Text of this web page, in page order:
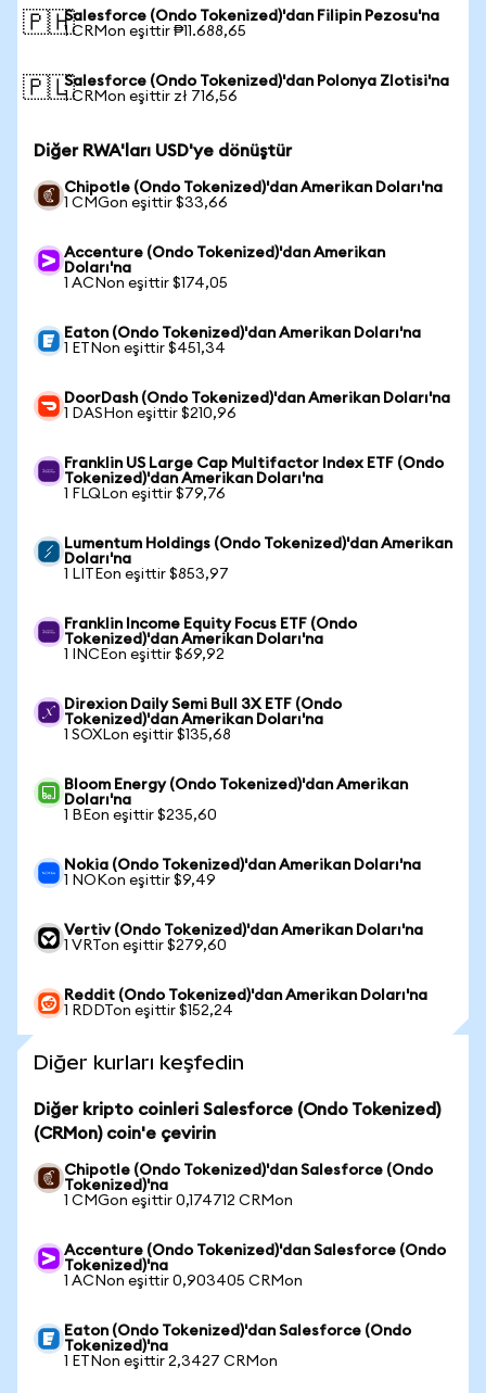
🇵🇭Salesforce (Ondo Tokenized)'dan Filipin Pezosu'na
1 CRMon eşittir ₱11.688,65
🇵🇱Salesforce (Ondo Tokenized)'dan Polonya Zlotisi'na
1 CRMon eşittir zł 716,56
Diğer RWA'ları USD'ye dönüştür
Chipotle (Ondo Tokenized)'dan Amerikan Doları'na
1 CMGon eşittir $33,66
Accenture (Ondo Tokenized)'dan Amerikan
Doları'na
1 ACNon eşittir $174,05
Eaton (Ondo Tokenized)'dan Amerikan Doları'na
1 ETNon eşittir $451,34
DoorDash (Ondo Tokenized)'dan Amerikan Doları'na
1 DASHon eşittir $210,96
Franklin US Large Cap Multifactor Index ETF (Ondo
Tokenized)'dan Amerikan Doları'na
1 FLQLon eşittir $79,76
Lumentum Holdings (Ondo Tokenized)'dan Amerikan
Doları'na
1 LITEon eşittir $853,97
Franklin Income Equity Focus ETF (Ondo
Tokenized)'dan Amerikan Doları'na
1 INCEon eşittir $69,92
Direxion Daily Semi Bull 3X ETF (Ondo
Tokenized)'dan Amerikan Doları'na
1 SOXLon eşittir $135,68
Bloom Energy (Ondo Tokenized)'dan Amerikan
Doları'na
1 BEon eşittir $235,60
Nokia (Ondo Tokenized)'dan Amerikan Doları'na
1 NOKon eşittir $9,49
Vertiv (Ondo Tokenized)'dan Amerikan Doları'na
1 VRTon eşittir $279,60
Reddit (Ondo Tokenized)'dan Amerikan Doları'na
1 RDDTon eşittir $152,24
Diğer kurları keşfedin
Diğer kripto coinleri Salesforce (Ondo Tokenized)
(CRMon) coin'e çevirin
Chipotle (Ondo Tokenized)'dan Salesforce (Ondo
Tokenized)'na
1 CMGon eşittir 0,174712 CRMon
Accenture (Ondo Tokenized)'dan Salesforce (Ondo
Tokenized)'na
1 ACNon eşittir 0,903405 CRMon
Eaton (Ondo Tokenized)'dan Salesforce (Ondo
Tokenized)'na
1 ETNon eşittir 2,3427 CRMon